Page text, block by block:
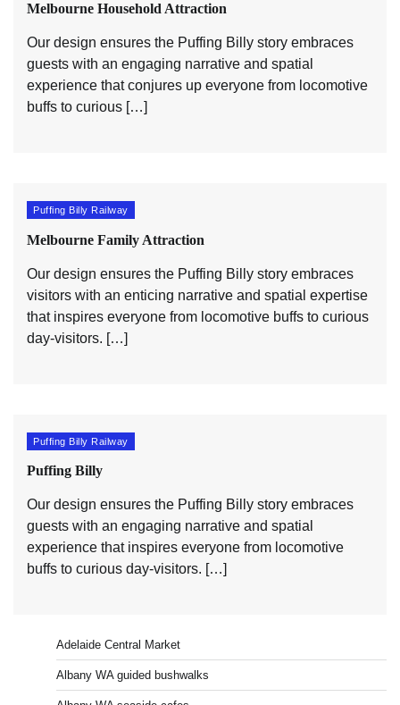
Melbourne Household Attraction
Our design ensures the Puffing Billy story embraces
guests with an engaging narrative and spatial
experience that conjures up everyone from locomotive
buffs to curious […]
Puffing Billy Railway
Melbourne Family Attraction
Our design ensures the Puffing Billy story embraces
visitors with an enticing narrative and spatial expertise
that inspires everyone from locomotive buffs to curious
day-visitors. […]
Puffing Billy Railway
Puffing Billy
Our design ensures the Puffing Billy story embraces
guests with an engaging narrative and spatial
experience that inspires everyone from locomotive
buffs to curious day-visitors. […]
Adelaide Central Market
Albany WA guided bushwalks